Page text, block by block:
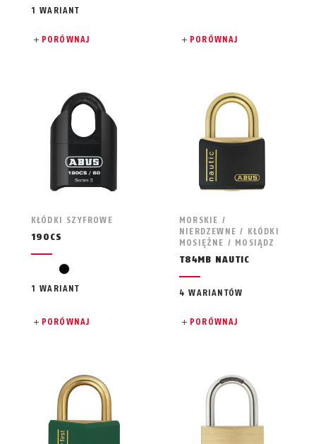
1 WARIANT
PORÓWNAJ PORÓWNAJ
KŁÓDKI SZYFROWE
190CS
czarny
1 WARIANT
PORÓWNAJ
MORSKIE /
NIERDZEWNE / KŁÓDKI
MOSIĘŻNE / MOSIĄDZ
T84MB NAUTIC
4 WARIANTÓW
PORÓWNAJ